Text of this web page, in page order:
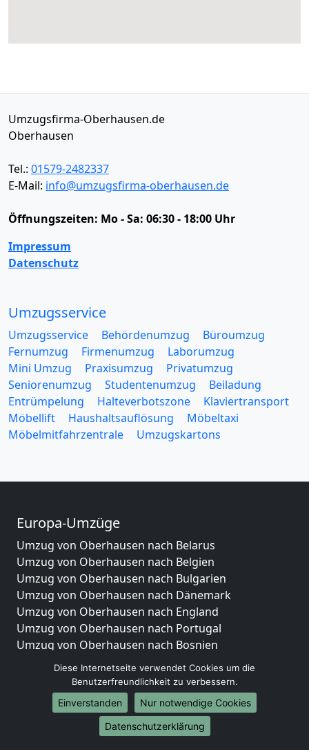
Umzugsfirma-Oberhausen.de
Oberhausen
Tel.: 01579-2482337
E-Mail: info@umzugsfirma-oberhausen.de
Öffnungszeiten: Mo - Sa: 06:30 - 18:00 Uhr
Impressum
Datenschutz
Umzugsservice
Umzugsservice Behördenumzug
Büroumzug
Fernumzug
Firmenumzug
Laborumzug
Mini Umzug
Praxisumzug
Privatumzug
Seniorenumzug
Studentenumzug
Beiladung
Entrümpelung
Halteverbotszone
Klaviertransport
Möbellift
Haushaltsauflösung
Möbeltaxi
Möbelmitfahrzentrale
Umzugskartons
Europa-Umzüge
Umzug von Oberhausen nach Belarus
Umzug von Oberhausen nach Belgien
Umzug von Oberhausen nach Bulgarien
Umzug von Oberhausen nach Dänemark
Umzug von Oberhausen nach England
Umzug von Oberhausen nach Portugal
Umzug von Oberhausen nach Bosnien
und Herzegowina
Umzug von Oberhausen nach Irland
Umzug von Oberhausen nach Lettland
Umzug von Oberhausen nach Zypern
Umzug von Oberhausen nach Kroatien
Diese Internetseite verwendet Cookies um die
Benutzerfreundlichkeit zu verbessern.
Einverstanden
Nur notwendige Cookies
Datenschutzerklärung